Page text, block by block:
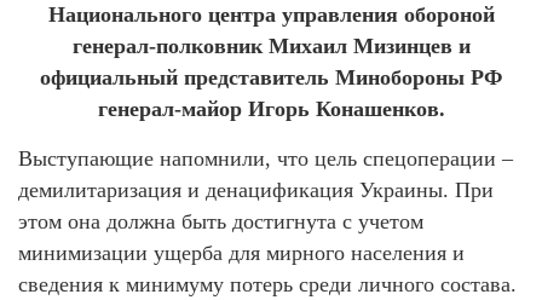
Национального центра управления обороной
генерал-полковник Михаил Мизинцев и
официальный представитель Минобороны РФ
генерал-майор Игорь Конашенков.
Выступающие напомнили, что цель спецоперации –
демилитаризация и денацификация Украины. При
этом она должна быть достигнута с учетом
минимизации ущерба для мирного населения и
сведения к минимуму потерь среди личного состава.